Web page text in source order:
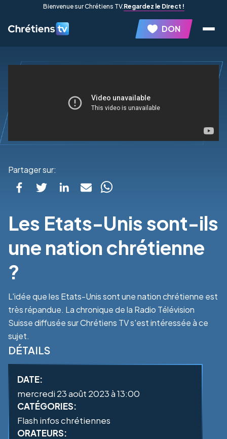
Bienvenue sur Chrétiens TV.Regardez le Direct !
DON
Partager sur:
Les Etats-Unis sont-ils
une nation chrétienne
?
L'idée que les Etats-Unis sont une nation chrétienne est
très répandue. La chronique de la Radio Télévision
Suisse diffusée sur Chrétiens TV s'est intéressée à ce
sujet.
DÉTAILS
DATE:
mercredi 23 août 2023 à 13:00
CATÉGORIES:
Flash infos chrétiennes
ORATEURS: